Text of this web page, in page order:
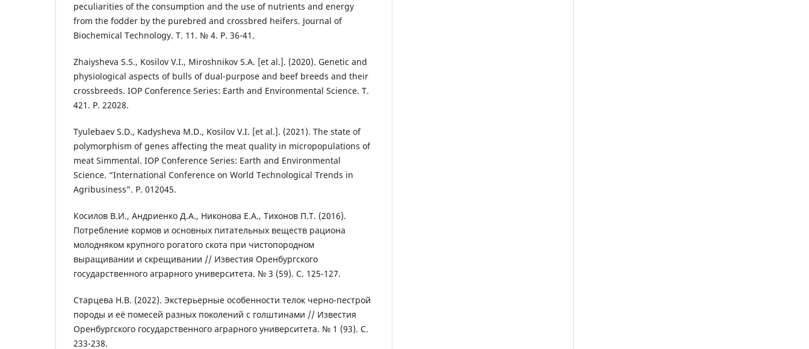
peculiarities of the consumption and the use of nutrients and energy
from the fodder by the purebred and crossbred heifers. Journal of
Biochemical Technology. T. 11. № 4. P. 36-41.
Zhaiysheva S.S., Kosilov V.I., Miroshnikov S.A. [et al.]. (2020). Genetic and
physiological aspects of bulls of dual-purpose and beef breeds and their
crossbreeds. IOP Conference Series: Earth and Environmental Science. T.
421. P. 22028.
Tyulebaev S.D., Kadysheva M.D., Kosilov V.I. [et al.]. (2021). The state of
polymorphism of genes affecting the meat quality in micropopulations of
meat Simmental. IOP Conference Series: Earth and Environmental
Science. “International Conference on World Technological Trends in
Agribusiness”. P. 012045.
Косилов В.И., Андриенко Д.А., Никонова Е.А., Тихонов П.Т. (2016).
Потребление кормов и основных питательных веществ рациона
молодняком крупного рогатого скота при чистопородном
выращивании и скрещивании // Известия Оренбургского
государственного аграрного университета. № 3 (59). С. 125-127.
Старцева Н.В. (2022). Экстерьерные особенности телок черно-пестрой
породы и её помесей разных поколений с голштинами // Известия
Оренбургского государственного аграрного университета. № 1 (93). С.
233-238.